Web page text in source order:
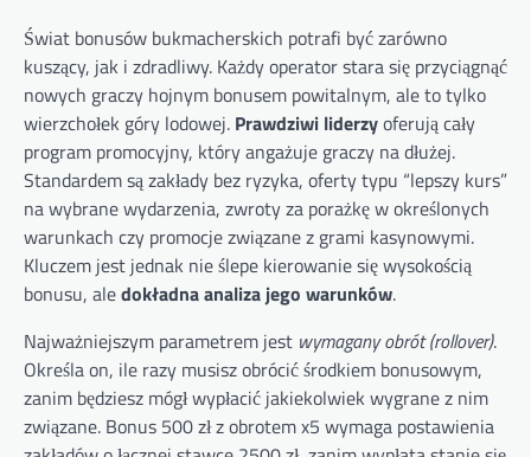
Świat bonusów bukmacherskich potrafi być zarówno
kuszący, jak i zdradliwy. Każdy operator stara się przyciągnąć
nowych graczy hojnym bonusem powitalnym, ale to tylko
wierzchołek góry lodowej. Prawdziwi liderzyoferują cały
program promocyjny, który angażuje graczy na dłużej.
Standardem są zakłady bez ryzyka, oferty typu “lepszy kurs”
na wybrane wydarzenia, zwroty za porażkę w określonych
warunkach czy promocje związane z grami kasynowymi.
Kluczem jest jednak nie ślepe kierowanie się wysokością
bonusu, aledokładna analiza jego warunków.
Najważniejszym parametrem jest wymagany obrót (rollover).
Określa on, ile razy musisz obrócić środkiem bonusowym,
zanim będziesz mógł wypłacić jakiekolwiek wygrane z nim
związane. Bonus 500 zł z obrotem x5 wymaga postawienia